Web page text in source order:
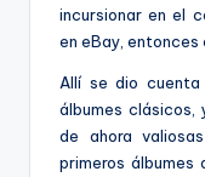
incursionar en el
en eBay, entonces
Allí se dio cuenta
álbumes clásicos,
de ahora
primeros álbumes